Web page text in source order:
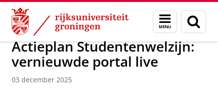
Skip
Content
Skip
Navigation
Menu
en
zoeken
Over ons Actueel Nieuws
Actieplan Studentenwelzijn:
vernieuwde portal live
03 december 2025